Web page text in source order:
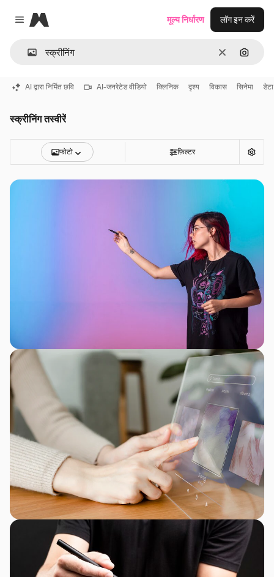
Close menu
Magnific
साफ़ इमेज से
मूल्य निर्धारण लॉग इन करें
AI द्वारा निर्मित छवि AI-जनरेटेड वीडियो क्लिनिक दृश्य विकास सिनेमा
स्क्रीनिंग तस्वीरें
फोटो फ़िल्टर